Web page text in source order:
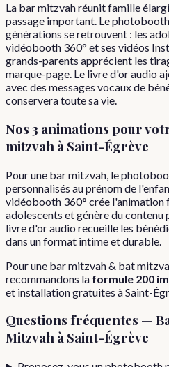
La bar mitzvah réunit famille
passage important. Le
générations se retrouvent : les
vidéobooth 360° et ses vidéos
grands-parents apprécient les
marque-page. Le livre d'or audio
avec des messages vocaux de
conservera toute sa vie.
Nos 3 animations pour
mitzvah à Saint-Égrève
Pour une bar mitzvah, le
personnalisés au prénom de
vidéobooth 360° crée l'animation
adolescents et génère du contenu
livre d'or audio recueille les
dans un format intime et durable.
Pourune bar mitzvah & bat
recommandons la formule 200
et installation gratuites àSaint-
Questions fréquentes —
Mitzvah à Saint-Égrève